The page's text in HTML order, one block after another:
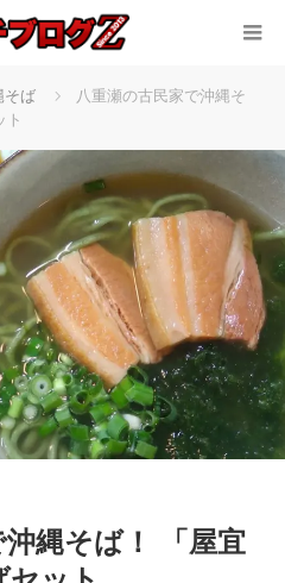
そば
八重瀬の古民家で沖縄そ
ト
縄そば！ 「屋宜